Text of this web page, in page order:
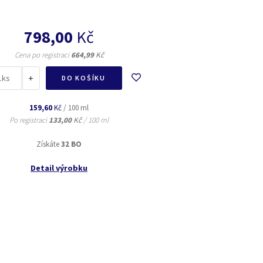
798,00 Kč
Cena po registraci664,99Kč
ks + DO KOŠÍKU
159,60Kč / 100 ml
Po registraci133,00Kč / 100 ml
Získáte32 BO
Detail výrobku